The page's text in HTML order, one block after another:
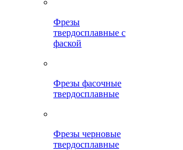
Фрезы
твердосплавные с
фаской
Фрезы фасочные
твердосплавные
Фрезы черновые
твердосплавные